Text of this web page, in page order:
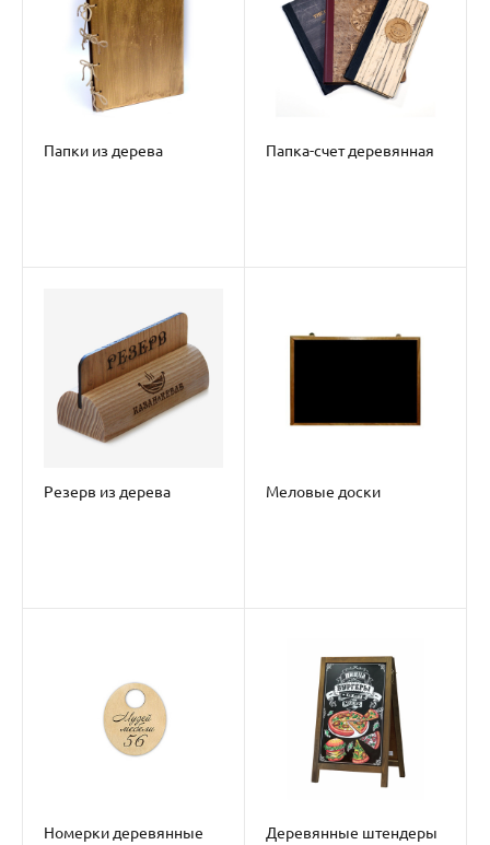
Папки из дерева Папка-счет деревянная
Резерв из дерева Меловые доски
Номерки деревянные Деревянные штендеры